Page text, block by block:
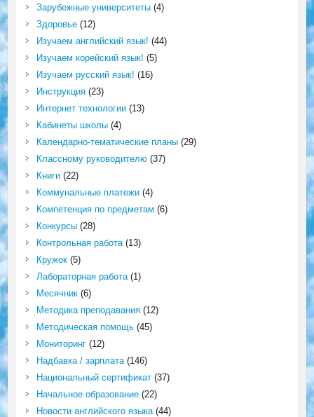
Зарубежные университеты(4)
Здоровье(12)
Изучаем английский язык! (44)
Изучаем корейский язык! (5)
Изучаем русский язык! (16)
Инструкция(23)
Интернет технологии(13)
Кабинеты школы(4)
Календарно-тематические планы(29)
Классному руководителю(37)
Книги(22)
Коммунальные платежи(4)
Компетенция по предметам (6)
Конкурсы(28)
Контрольная работа(13)
Кружок(5)
Лабораторная работа(1)
Месячник(6)
Методика преподавания(12)
Методическая помощь(45)
Мониторинг(12)
Надбавка / зарплата(146)
Национальный сертификат(37)
Начальное образование(22)
Новости английского языка(44)